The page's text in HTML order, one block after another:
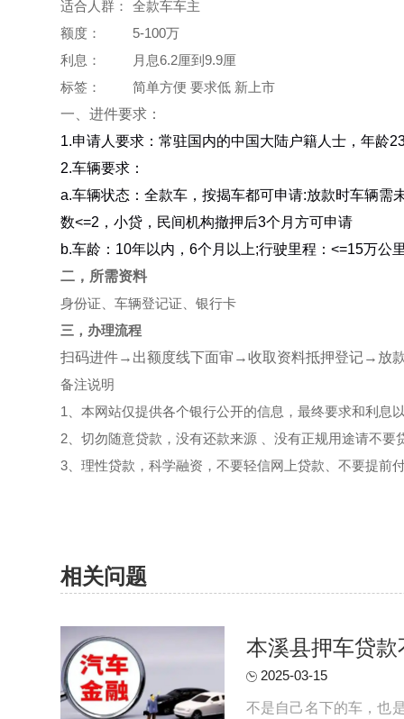
适合人群：
全款车车主
额度：
5-100万
利息：
月息6.2厘到9.9厘
标签：
简单方便 要求低 新上市
一、进件要求：
1.申请人要求：常驻国内的中国大陆户籍人士，年龄
2.车辆要求：
a.车辆状态：全款车，按揭车都可申请:放款时车辆需
数<=2，小贷，民间机构撤押后3个月方可申请
b.车龄：10年以内，6个月以上;行驶里程：<=15万公
二，所需资料
身份证、车辆登记证、银行卡
三，办理流程
扫码进件→出额度线下面审→收取资料抵押登记→放
备注说明
1、本网站仅提供各个银行公开的信息，最终要求和利息
2、切勿随意贷款，没有还款来源 、没有正规用途请不要
3、理性贷款，科学融资，不要轻信网上贷款、不要提前
相关问题
本溪县押车贷
2025-03-15
不是自己名下的车，也